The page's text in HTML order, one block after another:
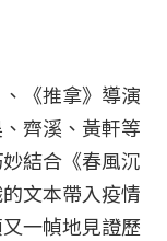
《推拿》導演
齊溪、黃軒等
結合《春風沉
文本帶入疫情
一幀地見證歷